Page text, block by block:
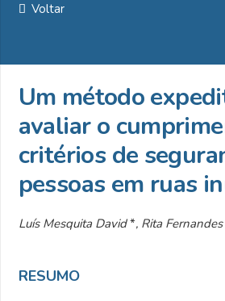
Voltar
Um método
avaliar o
critérios de
pessoas em ruas
Luís Mesquita David *, Rita
RESUMO